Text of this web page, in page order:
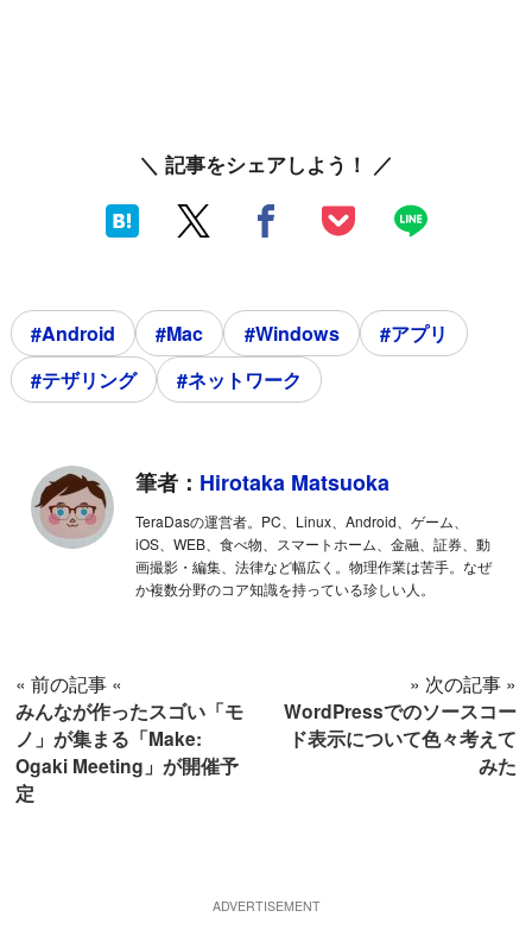
＼ 記事をシェアしよう！ ／
#Android #Mac #Windows
#アプリ
#テザリング
#ネットワーク
筆者： Hirotaka Matsuoka
TeraDasの運営者。PC、Linux、Android、ゲーム、
iOS、WEB、食べ物、スマートホーム、金融、証券、動
画撮影・編集、法律など幅広く。物理作業は苦手。なぜ
か複数分野のコア知識を持っている珍しい人。
« 前の記事 «
みんなが作ったスゴい「モ
ノ」が集まる「Make:
Ogaki Meeting」が開催予
定
» 次の記事 »
WordPressでのソースコー
ド表示について色々考えて
みた